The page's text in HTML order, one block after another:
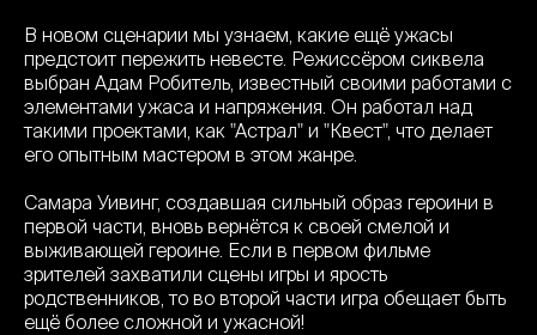
В новом сценарии мы узнаем, какие ещё ужасы
предстоит пережить невесте. Режиссёром сиквела
выбран Адам Робитель, известный своими работами с
элементами ужаса и напряжения. Он работал над
такими проектами, как "Астрал" и "Квест", что делает
его опытным мастером в этом жанре.
Самара Уивинг, создавшая сильный образ героини в
первой части, вновь вернётся к своей смелой и
выживающей героине. Если в первом фильме
зрителей захватили сцены игры и ярость
родственников, то во второй части игра обещает быть
ещё более сложной и ужасной!